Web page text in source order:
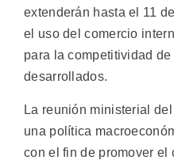
extenderán hasta el 11
el uso del comercio
para la competitividad
desarrollados.
La reunión ministerial
una política
con el fin de promover el